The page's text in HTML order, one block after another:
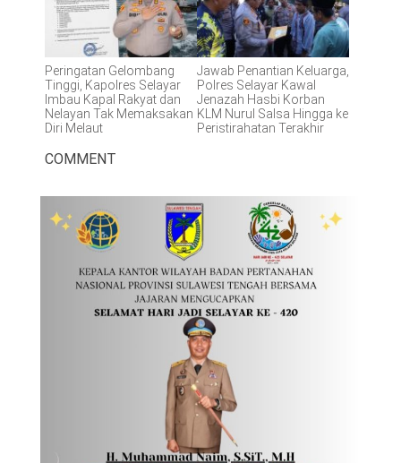
Peringatan Gelombang
Tinggi, Kapolres Selayar
Imbau Kapal Rakyat dan
Nelayan Tak Memaksakan
Diri Melaut
Jawab Penantian Keluarga,
Polres Selayar Kawal
Jenazah Hasbi Korban
KLM Nurul Salsa Hingga ke
Peristirahatan Terakhir
COMMENT